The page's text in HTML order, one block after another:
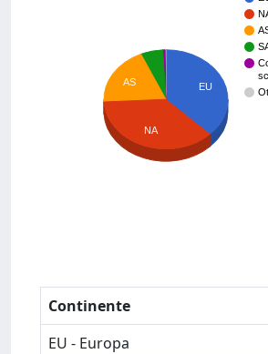
EU
AS
NA
Continente
EU - Europa